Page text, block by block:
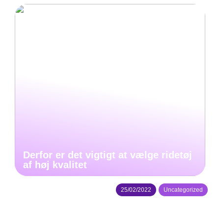
Derfor er det vigtigt at vælge ridetøj
af høj kvalitet
25/02/2022 Uncategorized